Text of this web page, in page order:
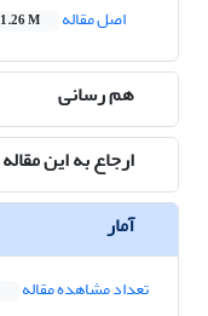
اصل مقاله
1.26 M
هم رسانی
ارجاع به این مقاله
آمار
تعداد مشاهده مقاله